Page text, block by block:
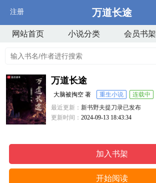
注册 万道长途
网站首页 小说分类 会员书架
万道长途
大脑被掏空 著 重生小说
连载中
最近更新：新书野夫提刀录已发布
更新时间：2024-09-13 18:43:34
加入书架
开始阅读